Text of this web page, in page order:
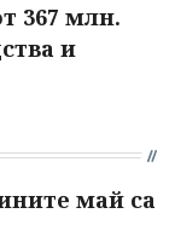
367 млн.
и
май са